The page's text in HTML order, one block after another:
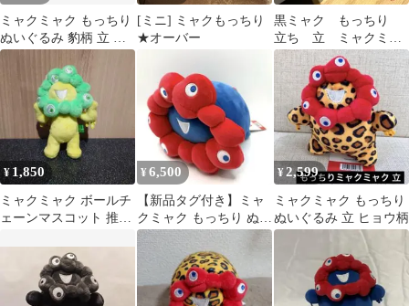
ミャクミャク もっちり
ぬいぐるみ 豹柄 立 タ
グ付き 大阪関西万博
[ミニ] ミャクもっちり
★オーバー
黒ミャク もっちり
立ち 立 ミャクミャ
ク ぬいぐるみ 万博 マ
スコット
¥ 1,850
ミャクミャク ボールチ
ェーンマスコット 推し
¥ 6,500
【新品タグ付き】ミャ
クミャク もっちり ぬい
ぐるみ 中
¥2,599
ミャクミャク もっちり
ぬいぐるみ 立 ヒョウ柄